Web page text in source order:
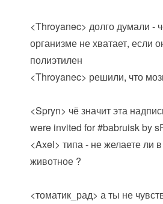
<Throyanec> долго думали -
организме не хватает, если
полиэтилен
<Throyanec> решили, что
<Spryn> чё значит эта
were invited for #babruisk by
<Axel> типа - не желаете ли
животное ?
<томатик_рад> а ты не